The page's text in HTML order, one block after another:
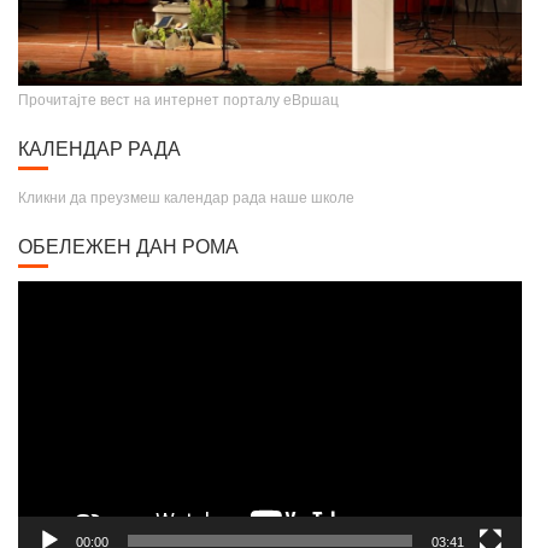
Прочитајте вест на интернет порталу еВршац
КАЛЕНДАР РАДА
Кликни да преузмеш календар рада наше школе
ОБЕЛЕЖЕН ДАН РОМА
00:00 03:41